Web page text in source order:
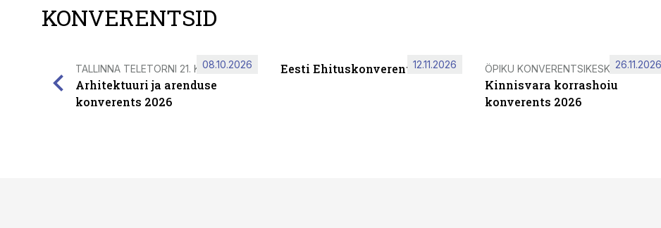
KONVERENTSID
TALLINNA TELETORNI 21. KORRUSEL
Arhitektuuri ja arenduse
konverents 2026
08.10.2026 Eesti Ehituskonverents 2026
12.11.2026 ÖPIKU KONVERENTSIKESKUS
Kinnisvara korrashoiu
konverents 2026
26.11.2026